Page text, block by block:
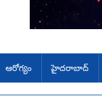
ఆరోగ్యం హైదరాబాద్